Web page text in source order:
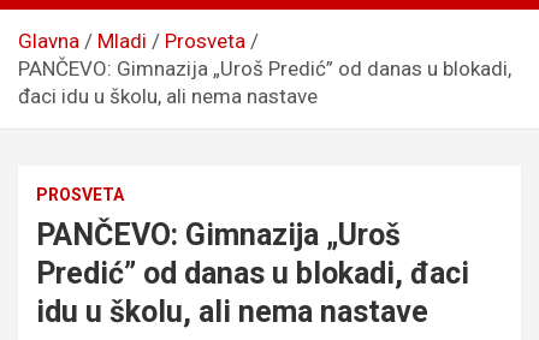
Glavna Mladi
Prosveta
PANČEVO: Gimnazija „Uroš Predić” od danas u blokadi,
đaci idu u školu, ali nema nastave
PROSVETA
PANČEVO: Gimnazija „Uroš
Predić” od danas u blokadi, đaci
idu u školu, ali nema nastave